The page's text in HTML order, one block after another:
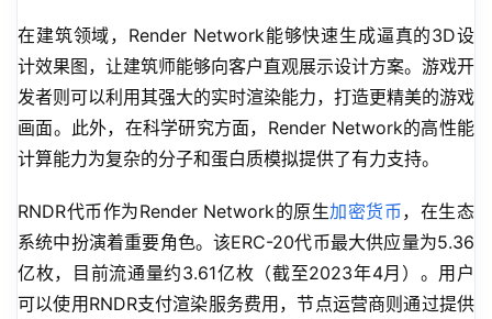
在建筑领域，Render Network能够快速生成逼真的3D设
计效果图，让建筑师能够向客户直观展示设计方案。游戏开
发者则可以利用其强大的实时渲染能力，打造更精美的游戏
画面。此外，在科学研究方面，Render Network的高性能
计算能力为复杂的分子和蛋白质模拟提供了有力支持。
RNDR代币作为Render Network的原生加密货币，在生态
系统中扮演着重要角色。该ERC-20代币最大供应量为5.36
亿枚，目前流通量约3.61亿枚（截至2023年4月）。用户
可以使用RNDR支付渲染服务费用，节点运营商则通过提供